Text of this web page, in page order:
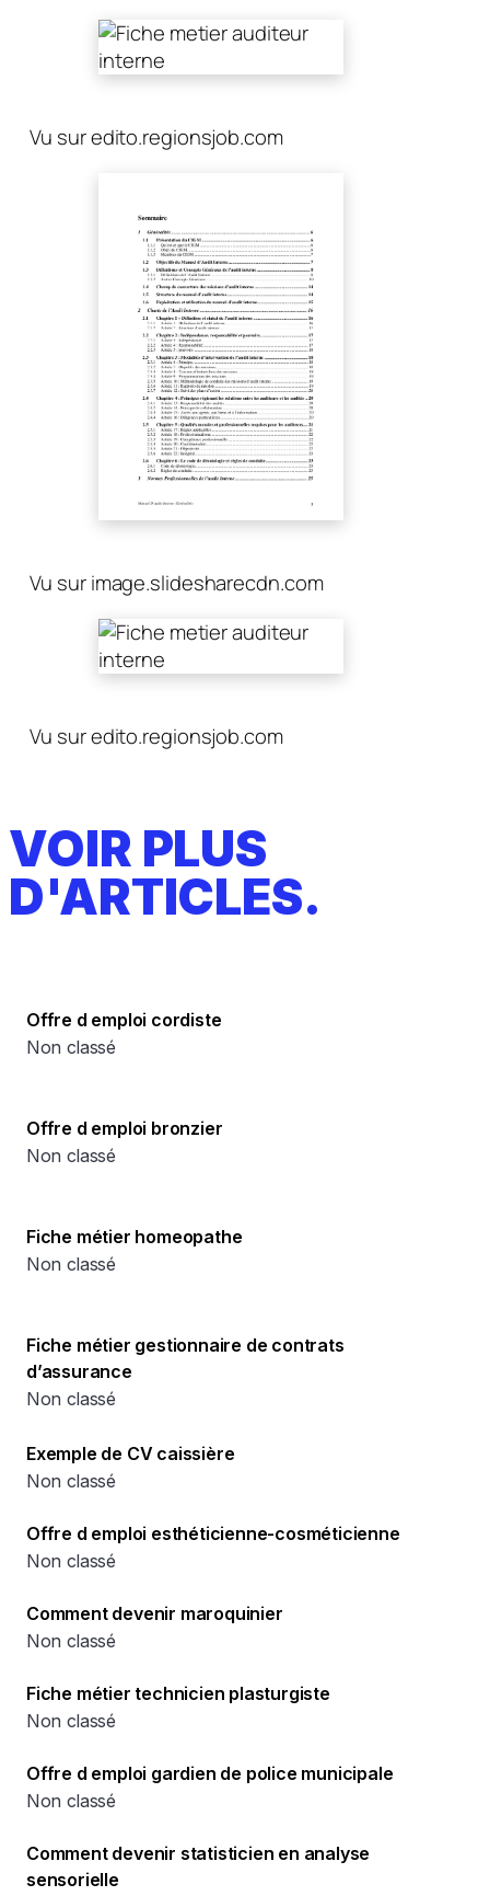
Vu sur edito.regionsjob.com
Vu sur image.slidesharecdn.com
Vu sur edito.regionsjob.com
VOIR PLUS
D'ARTICLES.
Offre d emploi cordiste
Non classé
Offre d emploi bronzier
Non classé
Fiche métier homeopathe
Non classé
Fiche métier gestionnaire de contrats
d’assurance
Non classé
Exemple de CV caissière
Non classé
Offre d emploi esthéticienne-cosméticienne
Non classé
Comment devenir maroquinier
Non classé
Fiche métier technicien plasturgiste
Non classé
Offre d emploi gardien de police municipale
Non classé
Comment devenir statisticien en analyse
sensorielle